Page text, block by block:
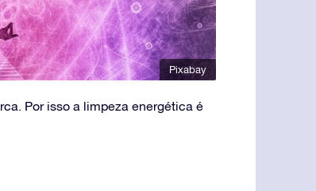
Pixabay
Por isso a limpeza energética é